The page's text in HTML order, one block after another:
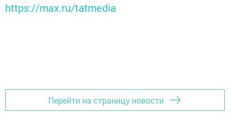
https://max.ru/tatmedia
Перейти на страницу новости